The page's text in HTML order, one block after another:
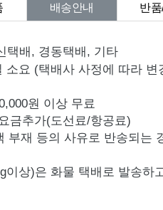
배송안내 반
택배, 경동택배, 기타
소요 (택배사 사정에 따라 변
원 이상 무료
금추가(도선료/항공료)
부재 등의 사유로 반송되는
이상)은 화물 택배로 발송하